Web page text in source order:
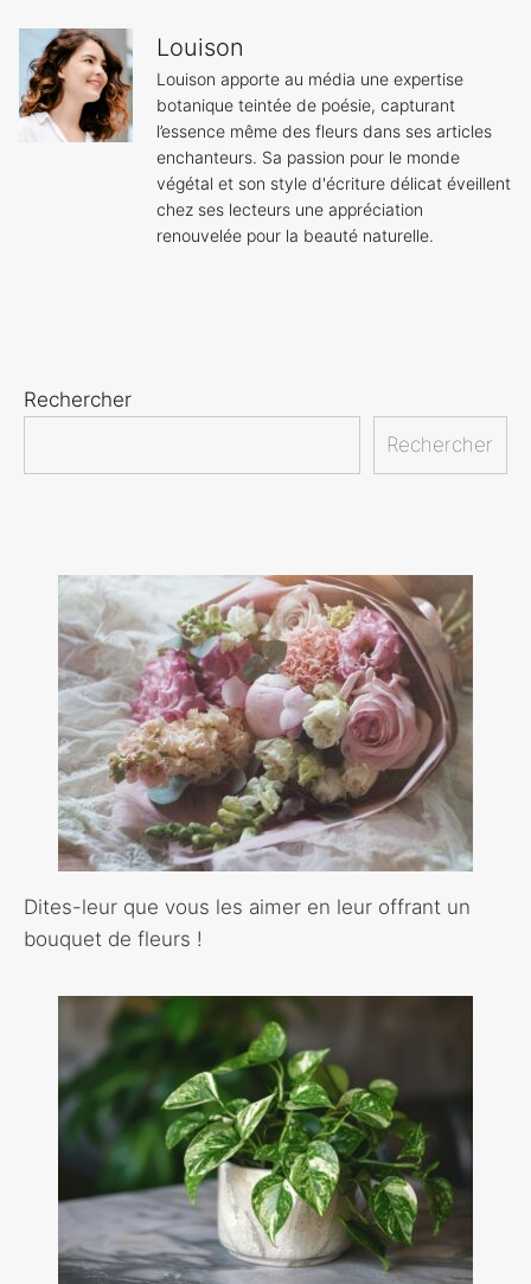
Louison
Louison apporte au média une expertise
botanique teintée de poésie, capturant
l’essence même des fleurs dans ses articles
enchanteurs. Sa passion pour le monde
végétal et son style d'écriture délicat éveillent
chez ses lecteurs une appréciation
renouvelée pour la beauté naturelle.
Rechercher
Rechercher
Dites-leur que vous les aimer en leur offrant un
bouquet de fleurs !